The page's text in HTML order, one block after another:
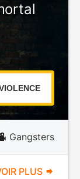
Gangsters
PLUS